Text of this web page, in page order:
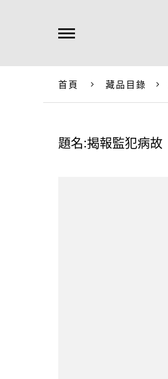
首頁 藏品目錄
題名:揭報監犯病故